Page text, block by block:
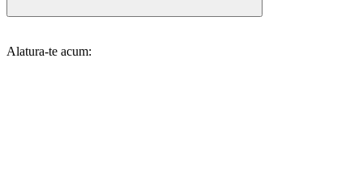
Alatura-te acum: